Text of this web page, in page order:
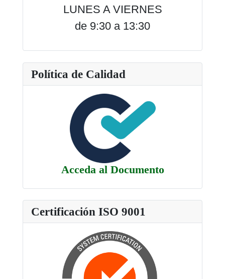
LUNES A VIERNES
de 9:30 a 13:30
Política de Calidad
Acceda al Documento
Certificación ISO 9001